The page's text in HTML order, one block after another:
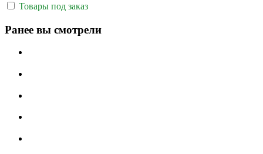
Товары под заказ
Ранее вы смотрели